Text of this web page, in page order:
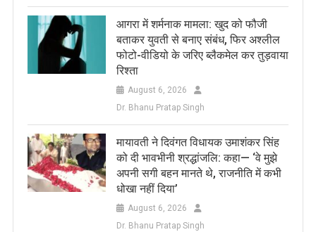
आगरा में शर्मनाक मामला: खुद को फौजी
बताकर युवती से बनाए संबंध, फिर अश्लील
फोटो-वीडियो के जरिए ब्लैकमेल कर तुड़वाया
रिश्ता
August 6, 2026
Dr. Bhanu Pratap Singh
मायावती ने दिवंगत विधायक उमाशंकर सिंह
को दी भावभीनी श्रद्धांजलि: कहा— ‘वे मुझे
अपनी सगी बहन मानते थे, राजनीति में कभी
धोखा नहीं दिया’
August 6, 2026
Dr. Bhanu Pratap Singh